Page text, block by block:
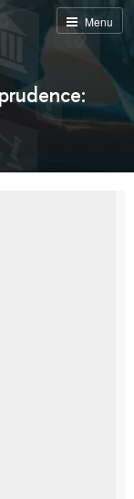
Menu